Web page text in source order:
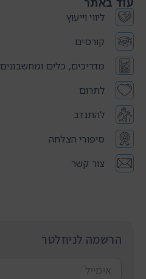
ליווי וייעוץ
קורסים
מדריכים, כלים ומחשבונים
לתרום
להתנדב
סיפורי הצלחה
צור קשר
הרשמה לניוזלטר